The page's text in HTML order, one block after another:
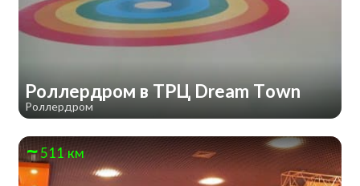
Роллердром в ТРЦ Dream Town
Роллердром
511 км